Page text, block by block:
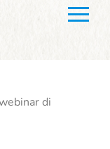
di